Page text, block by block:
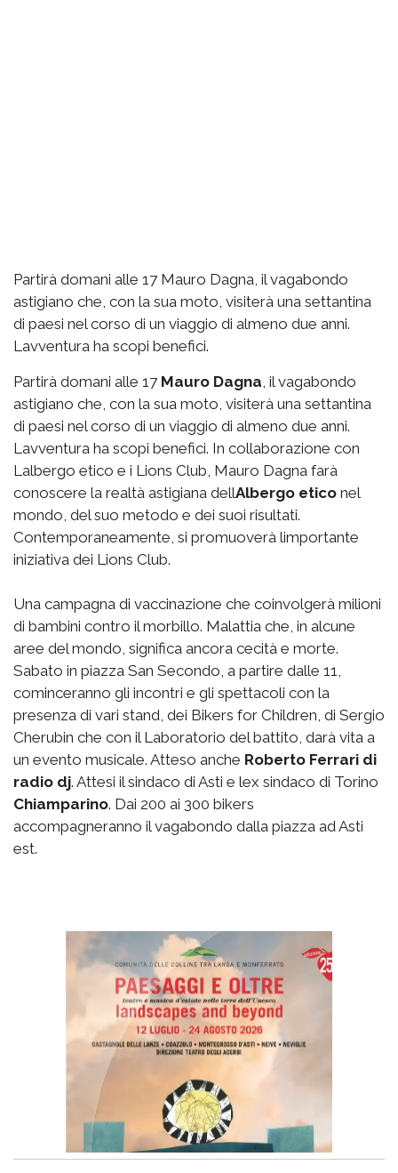
Partirà domani alle 17 Mauro Dagna, il vagabondo
astigiano che, con la sua moto, visiterà una settantina
di paesi nel corso di un viaggio di almeno due anni.
Lavventura ha scopi benefici.
Partirà domani alle 17 Mauro Dagna , il vagabondo
astigiano che, con la sua moto, visiterà una settantina
di paesi nel corso di un viaggio di almeno due anni.
Lavventura ha scopi benefici. In collaborazione con
Lalbergo etico e i Lions Club, Mauro Dagna farà
conoscere la realtà astigiana dellAlbergo etico nel
mondo, del suo metodo e dei suoi risultati.
Contemporaneamente, si promuoverà limportante
iniziativa dei Lions Club.
Una campagna di vaccinazione che coinvolgerà milioni
di bambini contro il morbillo. Malattia che, in alcune
aree del mondo, significa ancora cecità e morte.
Sabato in piazza San Secondo, a partire dalle 11,
cominceranno gli incontri e gli spettacoli con la
presenza di vari stand, dei Bikers for Children, di Sergio
Cherubin che con il Laboratorio del battito, darà vita a
un evento musicale. Atteso anche Roberto Ferrari di
radio dj. Attesi il sindaco di Asti e lex sindaco di Torino
Chiamparino. Dai 200 ai 300 bikers
accompagneranno il vagabondo dalla piazza ad Asti
est.